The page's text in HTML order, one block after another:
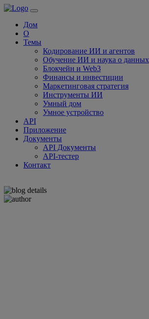
Дом
О
Темы
Кодирование ИИ и агентов
Обучение ИИ и наука о данных
Блокчейн и Web3
Финансы и инвестиции
Маркетинговая стратегия
Инструменты ИИ
Умный дом
Умное устройство
API
Приложение
Документы
API Документы
API-тестер
Контакт